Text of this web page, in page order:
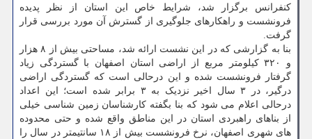
کنفرانس برگزار شد، شرایط خاص این استان از نظر پدیده
فرونشست و راهکارهای جلوگیری از گسترش آن مورد بررسی قرار
گرفت.
بنا به گزارشی که در این نشست ارائه شد، مساحتی بیش از ۸ هزار
و ۳۲۰ کیلومتر مربع از اراضی استان اصفهان با گستردگی زیاد
گرفتار فرونشست شده و این درحالی است که گستردگی اراضی
درگیر، در ۳ سال اخیر نزدیک به ۳ برابر شده است؛ این اعداد
درحالی اعلام می شود که بنا بگفته کارشناسان زمین شناسی خیلی
از بناهای راهبردی استان در این مناطق واقع شده و حتی محدوده
های شهری اصفهان، نرخ فرونشست بیش از ۱۸ سانتیمتر در سال را